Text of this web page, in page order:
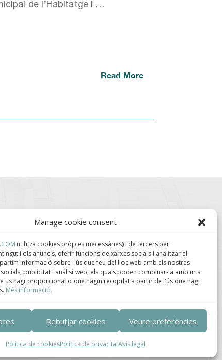
Manage cookie consent
utilitza cookies pròpies (necessàries) i de tercers per
i els anuncis, oferir funcions de xarxes socials i analitzar el
informació sobre l'ús que feu del lloc web amb els nostres
publicitat i anàlisi web, els quals poden combinar-la amb una
us hagi proporcionat o que hagin recopilat a partir de l'ús que hagi
Més informació.
Rebutjar cookies Veure preferències
Política de cookiesPolítica de privacitatAvís legal
de l’Habitatge i …
Read More
de Construcción
de